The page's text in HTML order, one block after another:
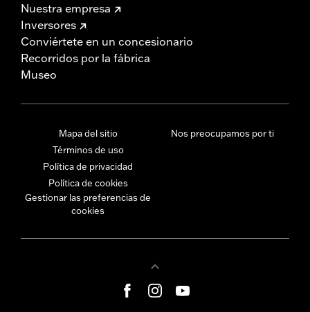
Nuestra empresa
Inversores
Conviértete en un concesionario
Recorridos por la fábrica
Museo
Mapa del sitio
Términos de uso
Política de privacidad
Política de cookies
Gestionar las preferencias de
cookies
Nos preocupamos por ti